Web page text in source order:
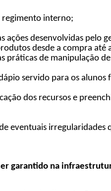
regimento interno;
ações desenvolvidas pelo
desde a compra até
práticas de manipulação
servido para os alunos
dos recursos e
eventuais irregularidades
garantido na